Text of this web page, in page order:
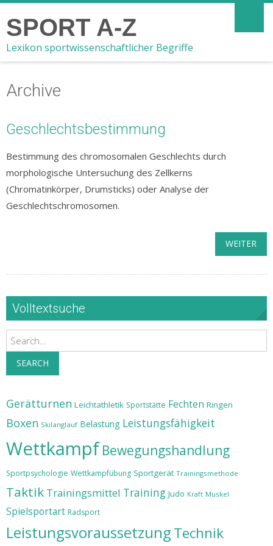
SPORT A-Z
Lexikon sportwissenschaftlicher Begriffe
Archive
Geschlechtsbestimmung
Bestimmung des chromosomalen Geschlechts durch
morphologische Untersuchung des Zellkerns
(Chromatinkörper, Drumsticks) oder Analyse der
Geschlechtschromosomen.
WEITER
Volltextsuche
Search
SEARCH
Gerätturnen Leichtathletik Sportstätte Fechten Ringen
Boxen Skilanglauf Belastung Leistungsfähigkeit
Wettkampf Bewegungshandlung
Sportpsychologie Wettkampfübung Sportgerät Trainingsmethode
Taktik Trainingsmittel Training Judo Kraft Muskel
Spielsportart Radsport
LeistungsvoraussetzungTechnik